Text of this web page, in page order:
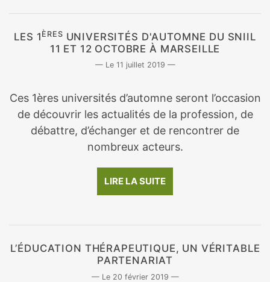
LES 1 ÈRES UNIVERSITÉS D'AUTOMNE DU SNIIL
11 ET 12 OCTOBRE À MARSEILLE
11 juillet 2019
Ces 1ères universités d’automne seront l’occasion
de découvrir les actualités de la profession, de
débattre, d’échanger et de rencontrer de
nombreux acteurs.
LIRE LA SUITE
L’ÉDUCATION THÉRAPEUTIQUE, UN VÉRITABLE
PARTENARIAT
20 février 2019